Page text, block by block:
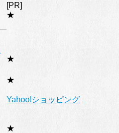
[PR]
★
★
★
Yahoo!ショッピング
★